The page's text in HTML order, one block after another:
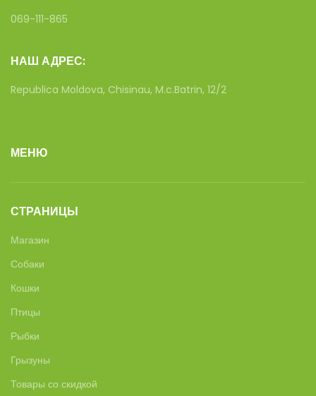
069-111-865
НАШ АДРЕС:
Republica Moldova, Chisinau, M.c.Batrin, 12/2
МЕНЮ
СТРАНИЦЫ
Магазин
Собаки
Кошки
Птицы
Рыбки
Грызуны
Товары со скидкой